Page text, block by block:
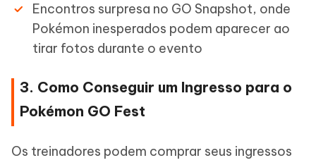
Encontros surpresa no GO Snapshot, onde
Pokémon inesperados podem aparecer ao
tirar fotos durante o evento
3. Como Conseguir um Ingresso para o
Pokémon GO Fest
Os treinadores podem comprar seus ingressos